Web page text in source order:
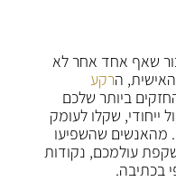
שאף אחד אחר לא
הרקע
ביותר שלכם
ייחודי, שקלו לעומק
מהאנשים שהשפיעו
עולמכם, נקודות
בכתיבה.